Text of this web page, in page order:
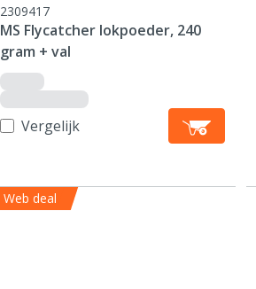
2309417
MS Flycatcher lokpoeder, 240
gram + val
Vergelijk
Web deal